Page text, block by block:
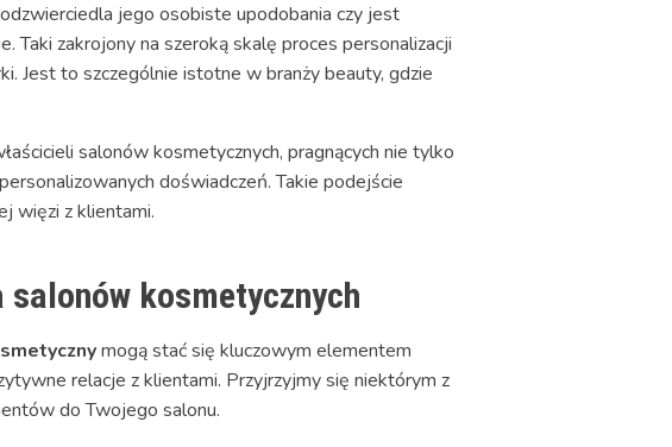
jego osobiste upodobania czy jest
Taki zakrojony na szeroką skalę proces personalizacji
Jest to szczególnie istotne w branży beauty, gdzie
salonów kosmetycznych, pragnących nie tylko
doświadczeń. Takie podejście
więzi z klientami.
kosmetycznych
mogą stać się kluczowym elementem
relacje z klientami. Przyjrzyjmy się niektórym z
do Twojego salonu.